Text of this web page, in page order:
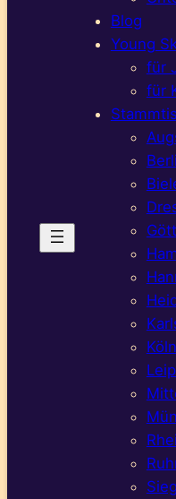
Blog
Young
für
für